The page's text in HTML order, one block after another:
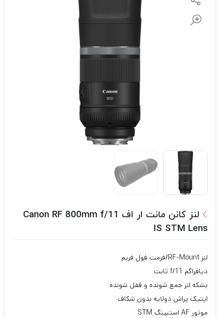
لنز کانن مانت ار اف Canon RF 800mm f/11
IS STM Lens
لنز RF-Mount/فرمت فول فریم
دیافراگم f/11 ثابت
بشکه لنز جمع شونده و قفل شونده
اپتیک پراش دولایه بدون شکاف
موتور AF استپینگ STM